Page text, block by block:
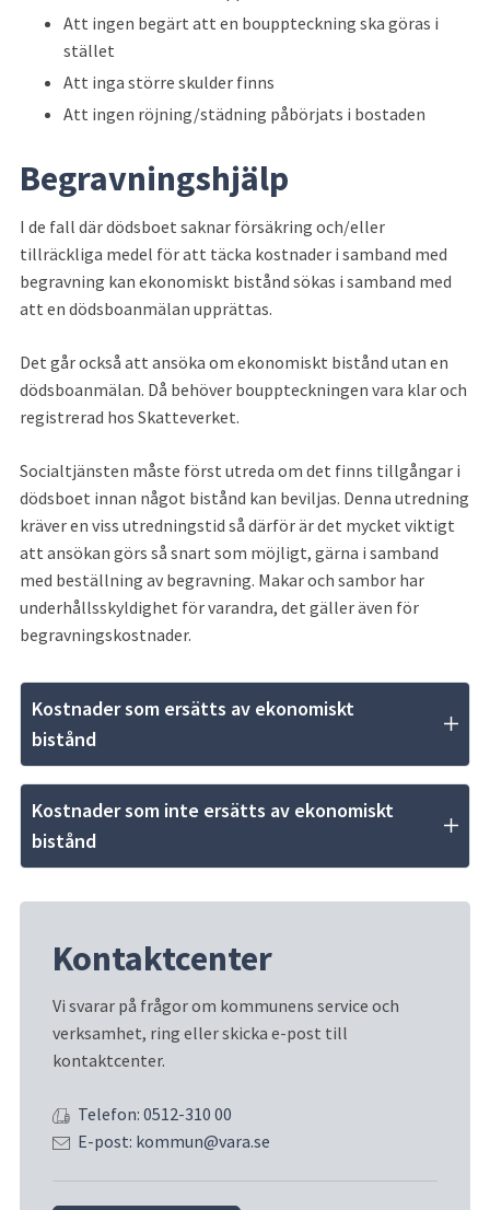
Att ingen begärt att en bouppteckning ska göras i
stället
Att inga större skulder finns
Att ingen röjning/städning påbörjats i bostaden
Begravningshjälp
I de fall där dödsboet saknar försäkring och/eller
tillräckliga medel för att täcka kostnader i samband med
begravning kan ekonomiskt bistånd sökas i samband med
att en dödsboanmälan upprättas.
Det går också att ansöka om ekonomiskt bistånd utan en
dödsboanmälan. Då behöver bouppteckningen vara klar och
registrerad hos Skatteverket.
Socialtjänsten måste först utreda om det finns tillgångar i
dödsboet innan något bistånd kan beviljas. Denna utredning
kräver en viss utredningstid så därför är det mycket viktigt
att ansökan görs så snart som möjligt, gärna i samband
med beställning av begravning. Makar och sambor har
underhållsskyldighet för varandra, det gäller även för
begravningskostnader.
Kostnader som ersätts av ekonomiskt
bistånd
Kostnader som inte ersätts av ekonomiskt
bistånd
Kontaktcenter
Vi svarar på frågor om kommunens service och
verksamhet, ring eller skicka e-post till
kontaktcenter.
Telefon: 0512-310 00
E-post: kommun@vara.se